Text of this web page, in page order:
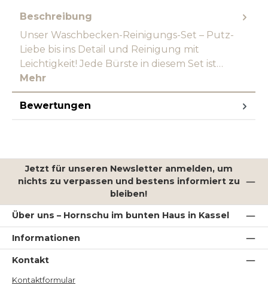
Beschreibung
Unser Waschbecken-Reinigungs-Set – Putz-
Liebe bis ins Detail und Reinigung mit
Leichtigkeit! Jede Bürste in diesem Set ist…
Mehr
Bewertungen
Jetzt für unseren Newsletter anmelden, um
nichts zu verpassen und bestens informiert zu
bleiben!
Über uns – Hornschu im bunten Haus in Kassel
Informationen
Kontakt
Kontaktformular